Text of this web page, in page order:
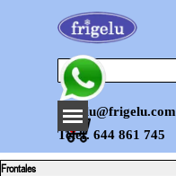
Telef. 644 861 745
frigelu@frigelu.com
Saltar menú
0
Frontales